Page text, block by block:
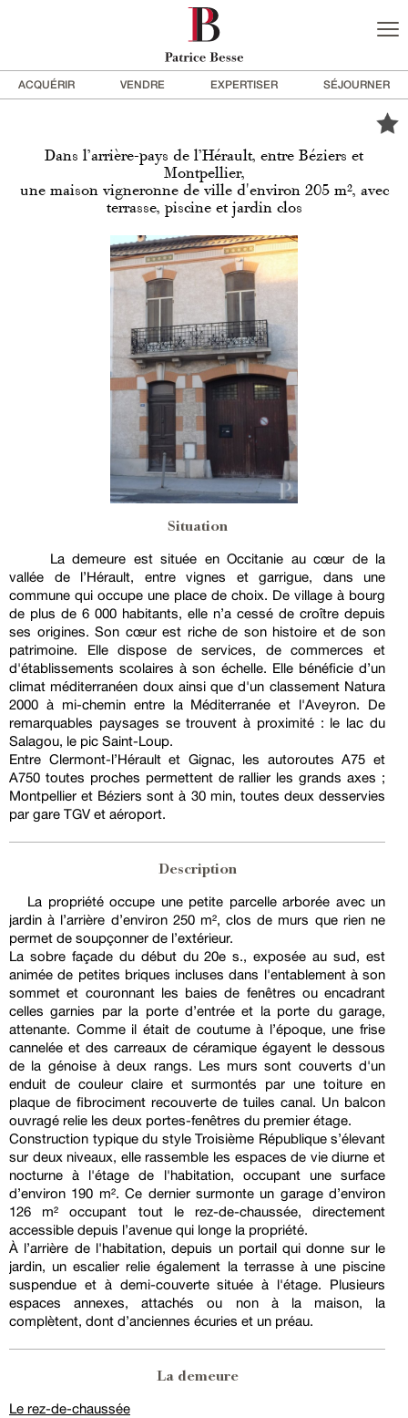
ACQUÉRIR VENDRE EXPERTISER SÉJOURNER
Dans l’arrière-pays de l’Hérault, entre Béziers et
Montpellier,
une maison vigneronne de ville d'environ 205 m², avec
terrasse, piscine et jardin clos
Situation
La demeure est située en Occitanie au cœur de la
vallée de l’Hérault, entre vignes et garrigue, dans une
commune qui occupe une place de choix. De village à bourg
de plus de 6 000 habitants, elle n’a cessé de croître depuis
ses origines. Son cœur est riche de son histoire et de son
patrimoine. Elle dispose de services, de commerces et
d'établissements scolaires à son échelle. Elle bénéficie d’un
climat méditerranéen doux ainsi que d'un classement Natura
2000 à mi-chemin entre la Méditerranée et l'Aveyron. De
remarquables paysages se trouvent à proximité : le lac du
Salagou, le pic Saint-Loup.
Entre Clermont-l’Hérault et Gignac, les autoroutes A75 et
A750 toutes proches permettent de rallier les grands axes ;
Montpellier et Béziers sont à 30 min, toutes deux desservies
par gare TGV et aéroport.
Description
La propriété occupe une petite parcelle arborée avec un
jardin à l’arrière d’environ 250 m², clos de murs que rien ne
permet de soupçonner de l’extérieur.
La sobre façade du début du 20e s., exposée au sud, est
animée de petites briques incluses dans l'entablement à son
sommet et couronnant les baies de fenêtres ou encadrant
celles garnies par la porte d’entrée et la porte du garage,
attenante. Comme il était de coutume à l’époque, une frise
cannelée et des carreaux de céramique égayent le dessous
de la génoise à deux rangs. Les murs sont couverts d'un
enduit de couleur claire et surmontés par une toiture en
plaque de fibrociment recouverte de tuiles canal. Un balcon
ouvragé relie les deux portes-fenêtres du premier étage.
Construction typique du style Troisième République s’élevant
sur deux niveaux, elle rassemble les espaces de vie diurne et
nocturne à l'étage de l'habitation, occupant une surface
d’environ 190 m². Ce dernier surmonte un garage d’environ
126 m² occupant tout le rez-de-chaussée, directement
accessible depuis l’avenue qui longe la propriété.
À l’arrière de l'habitation, depuis un portail qui donne sur le
jardin, un escalier relie également la terrasse à une piscine
suspendue et à demi-couverte située à l'étage. Plusieurs
espaces annexes, attachés ou non à la maison, la
complètent, dont d’anciennes écuries et un préau.
La demeure
Le rez-de-chaussée